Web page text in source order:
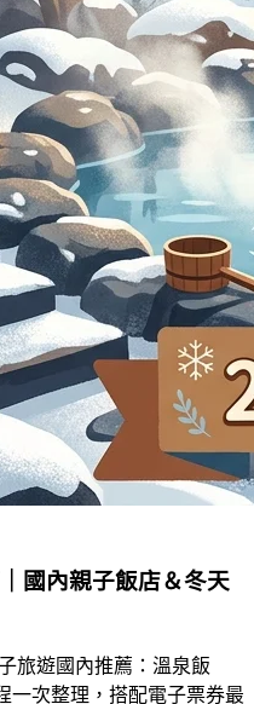
國內親子飯店＆冬天
旅遊國內推薦：溫泉飯
一次整理，搭配電子票券最